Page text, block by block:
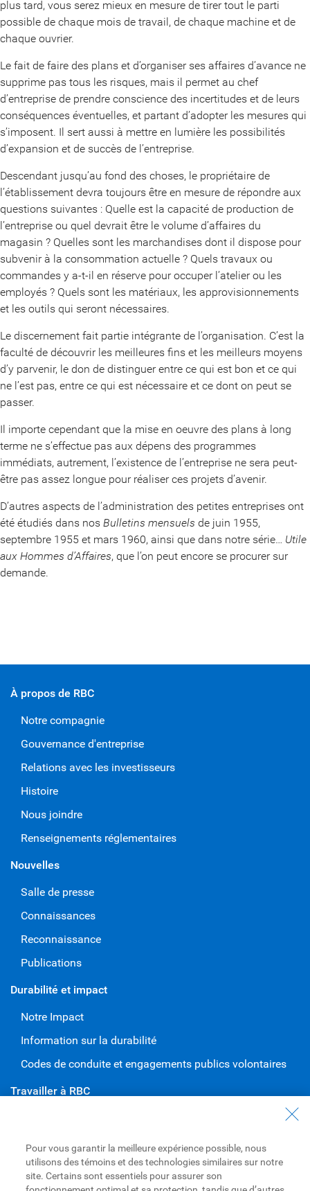
plus tard, vous serez mieux en mesure de tirer tout le parti
possible de chaque mois de travail, de chaque machine et de
chaque ouvrier.
Le fait de faire des plans et d’organiser ses affaires d’avance ne
supprime pas tous les risques, mais il permet au chef
d’entreprise de prendre conscience des incertitudes et de leurs
conséquences éventuelles, et partant d’adopter les mesures qui
s’imposent. Il sert aussi à mettre en lumière les possibilités
d’expansion et de succès de l’entreprise.
Descendant jusqu’au fond des choses, le propriétaire de
l’établissement devra toujours être en mesure de répondre aux
questions suivantes : Quelle est la capacité de production de
l’entreprise ou quel devrait être le volume d’affaires du
magasin ? Quelles sont les marchandises dont il dispose pour
subvenir à la consommation actuelle ? Quels travaux ou
commandes y a-t-il en réserve pour occuper l’atelier ou les
employés ? Quels sont les matériaux, les approvisionnements
et les outils qui seront nécessaires.
Le discernement fait partie intégrante de l’organisation. C’est la
faculté de découvrir les meilleures fins et les meilleurs moyens
d’y parvenir, le don de distinguer entre ce qui est bon et ce qui
ne l’est pas, entre ce qui est nécessaire et ce dont on peut se
passer.
Il importe cependant que la mise en oeuvre des plans à long
terme ne s’effectue pas aux dépens des programmes
immédiats, autrement, l’existence de l’entreprise ne sera peut-
être pas assez longue pour réaliser ces projets d’avenir.
D’autres aspects de l’administration des petites entreprises ont
été étudiés dans nos Bulletins mensuels de juin 1955,
septembre 1955 et mars 1960, ainsi que dans notre série… Utile
aux Hommes d’Affaires, que l’on peut encore se procurer sur
demande.
À propos de RBC
Notre compagnie
Gouvernance d'entreprise
Relations avec les investisseurs
Histoire
Nous joindre
Renseignements réglementaires
Nouvelles
Salle de presse
Connaissances
Reconnaissance
Publications
Durabilité et impact
Notre Impact
Information sur la durabilité
Codes de conduite et engagements publics volontaires
Travailler à RBC
Diversité et inclusion à RBC
Devenir un fournisseur
Pour vous garantir la meilleure expérience possible, nous
utilisons des témoins et des technologies similaires sur notre
site. Certains sont essentiels pour assurer son